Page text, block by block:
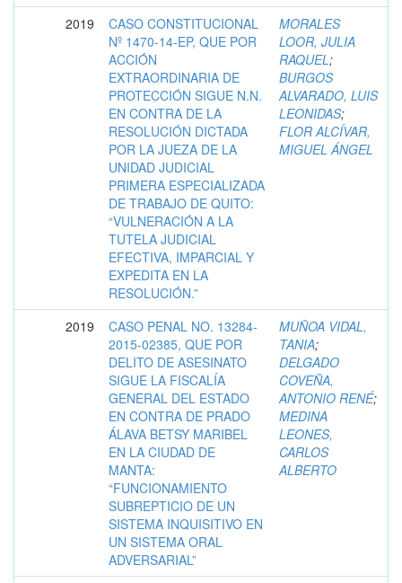
2019
CASO CONSTITUCIONAL
Nº 1470-14-EP, QUE POR
ACCIÓN
EXTRAORDINARIA DE
PROTECCIÓN SIGUE N.N.
EN CONTRA DE LA
RESOLUCIÓN DICTADA
POR LA JUEZA DE LA
UNIDAD JUDICIAL
PRIMERA ESPECIALIZADA
DE TRABAJO DE QUITO:
“VULNERACIÓN A LA
TUTELA JUDICIAL
EFECTIVA, IMPARCIAL Y
EXPEDITA EN LA
RESOLUCIÓN.”
MORALES
LOOR, JULIA
RAQUEL;
BURGOS
ALVARADO, LUIS
LEONIDAS;
FLOR ALCÍVAR,
MIGUEL ÁNGEL
2019
CASO PENAL NO. 13284-
2015-02385, QUE POR
DELITO DE ASESINATO
SIGUE LA FISCALÍA
GENERAL DEL ESTADO
EN CONTRA DE PRADO
ÁLAVA BETSY MARIBEL
EN LA CIUDAD DE
MANTA:
“FUNCIONAMIENTO
SUBREPTICIO DE UN
SISTEMA INQUISITIVO EN
UN SISTEMA ORAL
ADVERSARIAL”
MUÑOA VIDAL,
TANIA;
DELGADO
COVEÑA,
ANTONIO RENÉ;
MEDINA
LEONES,
CARLOS
ALBERTO